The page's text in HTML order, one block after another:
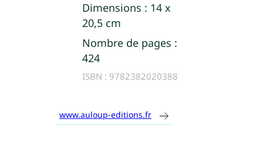
Dimensions : 14 x
20,5 cm
Nombre de pages :
424
ISBN : 9782382020388
www.auloup-editions.fr